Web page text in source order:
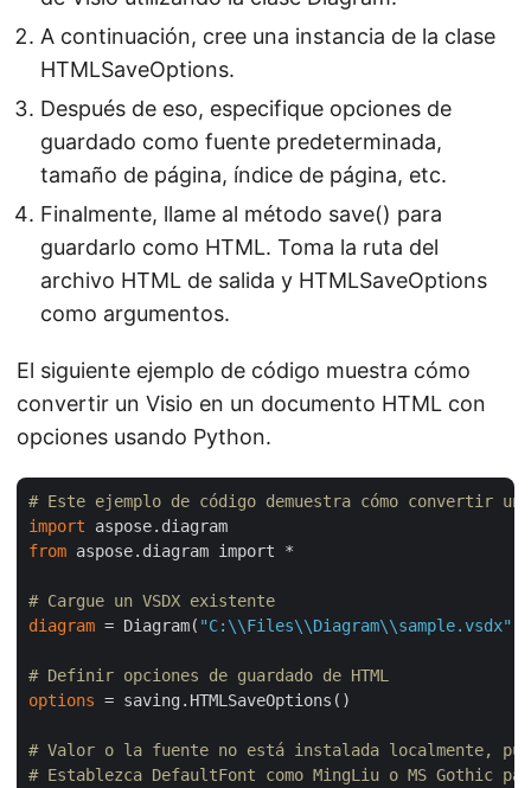
A continuación, cree una instancia de la clase
HTMLSaveOptions.
Después de eso, especifique opciones de
guardado como fuente predeterminada,
tamaño de página, índice de página, etc.
Finalmente, llame al método save() para
guardarlo como HTML. Toma la ruta del
archivo HTML de salida y HTMLSaveOptions
como argumentos.
El siguiente ejemplo de código muestra cómo
convertir un Visio en un documento HTML con
opciones usando Python.
# Este ejemplo de código demuestra cómo convertir un
import
from aspose.diagram import *
# Cargue un VSDX existente
diagram = Diagram( "C:\\Files\\Diagram\\sample.vsdx"
# Definir opciones de guardado de HTML
options = saving.HTMLSaveOptions()
# Valor o la fuente no está instalada localmente,
# Establezca DefaultFont como MingLiu o MS Gothic